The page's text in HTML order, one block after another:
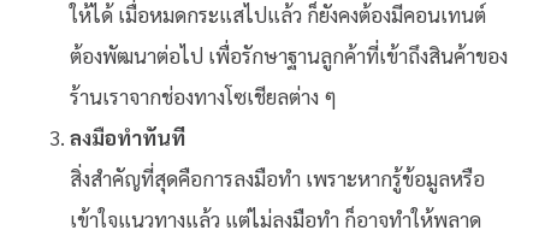
ให้ได้ เมื่อหมดกระแสไปแล้ว ก็ยังคงต้องมีคอนเทนต์
ต้องพัฒนาต่อไป เพื่อรักษาฐานลูกค้าที่เข้าถึงสินค้าของ
ร้านเราจากช่องทางโซเชียลต่าง ๆ
ลงมือทำทันที
สิ่งสำคัญที่สุดคือการลงมือทำ เพราะหากรู้ข้อมูลหรือ
เข้าใจแนวทางแล้ว แต่ไม่ลงมือทำ ก็อาจทำให้พลาด